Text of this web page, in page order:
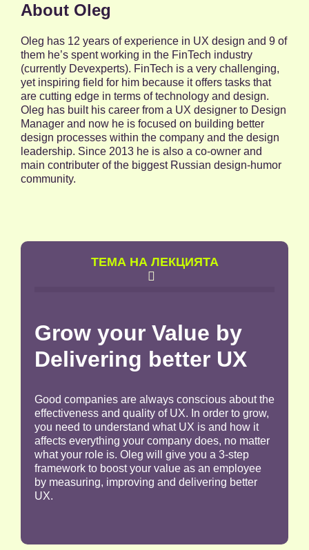
About Oleg
Oleg has 12 years of experience in UX design and 9 of
them he’s spent working in the FinTech industry
(currently Devexperts). FinTech is a very challenging,
yet inspiring field for him because it offers tasks that
are cutting edge in terms of technology and design.
Oleg has built his career from a UX designer to Design
Manager and now he is focused on building better
design processes within the company and the design
leadership. Since 2013 he is also a co-owner and
main contributer of the biggest Russian design-humor
community.
TЕМА НА ЛЕКЦИЯТА

Grow your Value by
Delivering better UX
Good companies are always conscious about the
effectiveness and quality of UX. In order to grow,
you need to understand what UX is and how it
affects everything your company does, no matter
what your role is. Oleg will give you a 3-step
framework to boost your value as an employee
by measuring, improving and delivering better
UX.